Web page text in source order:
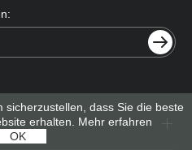
dass Sie die beste
erhalten. Mehr erfahren
OK